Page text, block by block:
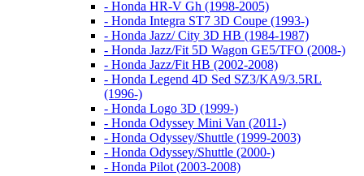
- Honda HR-V Gh (1998-2005)
- Honda Integra ST7 3D Coupe (1993-)
- Honda Jazz/ City 3D HB (1984-1987)
- Honda Jazz/Fit 5D Wagon GE5/TFO (2008-)
- Honda Jazz/Fit HB (2002-2008)
- Honda Legend 4D Sed SZ3/KA9/3.5RL
(1996-)
- Honda Logo 3D (1999-)
- Honda Odyssey Mini Van (2011-)
- Honda Odyssey/Shuttle (1999-2003)
- Honda Odyssey/Shuttle (2000-)
- Honda Pilot (2003-2008)